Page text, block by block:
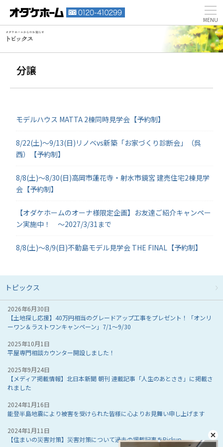
分譲
モデルハウス MATTA 2棟同時見学会【予約制】
8/22(土)～9/13(日)リノベvs新築「お家づくり診断会」（呉
西）【予約制】
8/8(土)～8/30(日)高岡市蓮花寺・射水市鏡宮 建売住宅2棟見学
会【予約制】
【オダケホームのオーナ様限定企画】お友達ご紹介キャンペー
ン実施中！ ～2027/3/31まで
8/8(土)～8/9(日)不動島モデル見学会 THE FINAL【予約制】
トピックス
2026年6月30日
【土地探し応援】40万円相当のグレードアップ工事をプレゼント！「オンリ
ーワン＆ラストワンキャンペーン」7/1～9/30
2025年10月1日
平屋専門相談カウンター開設しました！
2025年9月24日
【メディア掲載情報】北日本新聞 朝刊 連載記事「人生のあとさき」に掲載さ
れました
2024年1月16日
能登半島地震により被害を受けられた皆様に心よりお見舞い申し上げます
2024年1月11日
【住まいの災害対策】災害対策について過去の掲載記事をPickup